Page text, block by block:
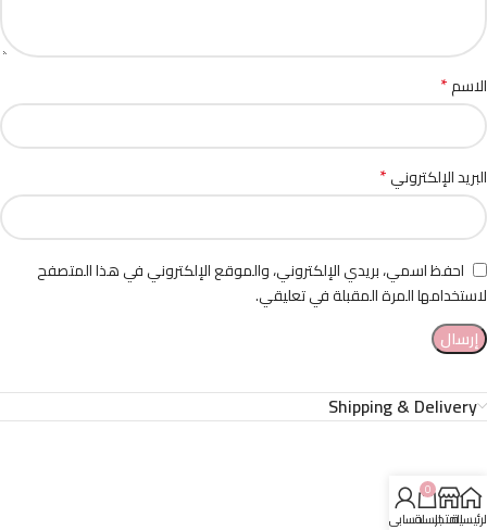
الاسم*
البريد الإلكتروني*
احفظ اسمي، بريدي الإلكتروني، والموقع الإلكتروني في هذا المتصفح
لاستخدامها المرة المقبلة في تعليقي.
Shipping & Delivery
المتجر
0
السلةحسابي